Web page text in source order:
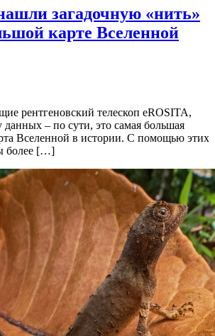
загадочную «нить»
карте Вселенной
рентгеновский телескоп eROSITA,
данных – по сути, это самая большая
Вселенной в истории. С помощью этих
более […]